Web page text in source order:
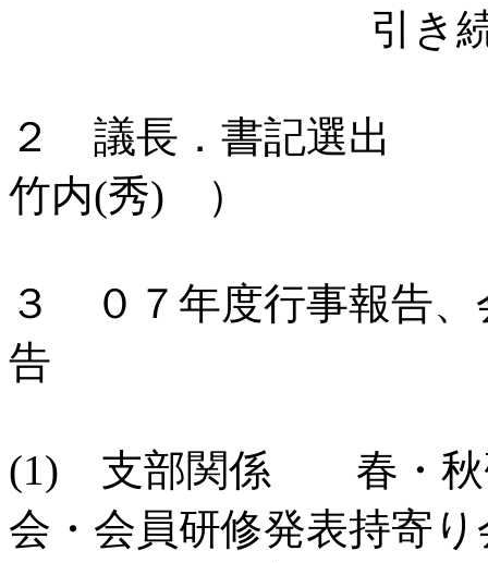
引き続き 会
２ 議長．書記選
竹内(秀) ）
３ ０７年度行事報告
告
(1) 支部関係 春・秋
会・会員研修発表持